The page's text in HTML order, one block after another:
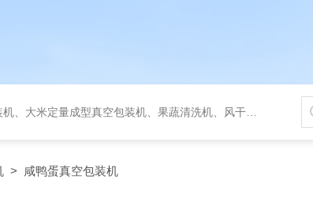
蔬清洗机、风干机、巴氏灭菌机、烘干机、输送台、夹层锅、杀菌锅等。
> 咸鸭蛋真空包装机